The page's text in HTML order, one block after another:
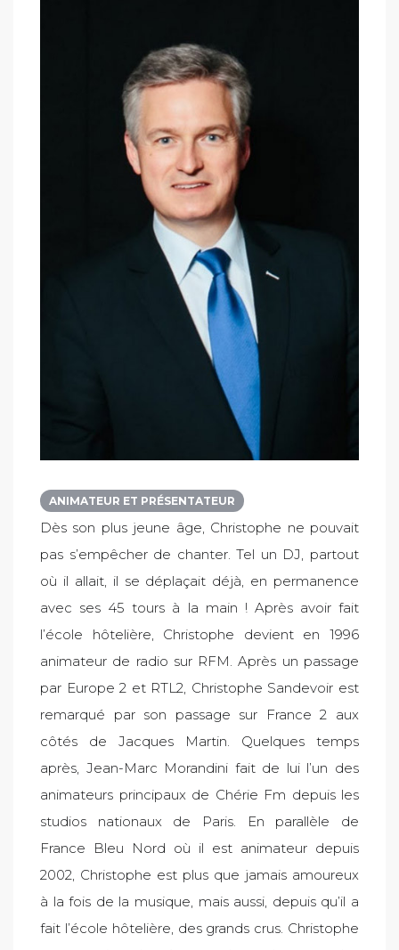
ANIMATEUR ET PRÉSENTATEUR
Dès son plus jeune âge, Christophe ne pouvait
pas s’empêcher de chanter. Tel un DJ, partout
où il allait, il se déplaçait déjà, en permanence
avec ses 45 tours à la main ! Après avoir fait
l’école hôtelière, Christophe devient en 1996
animateur de radio sur RFM. Après un passage
par Europe 2 et RTL2, Christophe Sandevoir est
remarqué par son passage sur France 2 aux
côtés de Jacques Martin. Quelques temps
après, Jean-Marc Morandini fait de lui l’un des
animateurs principaux de Chérie Fm depuis les
studios nationaux de Paris. En parallèle de
France Bleu Nord où il est animateur depuis
2002, Christophe est plus que jamais amoureux
à la fois de la musique, mais aussi, depuis qu’il a
fait l’école hôtelière, des grands crus. Christophe